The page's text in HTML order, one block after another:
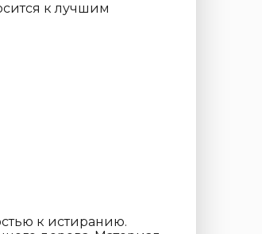
к лучшим
к истиранию.